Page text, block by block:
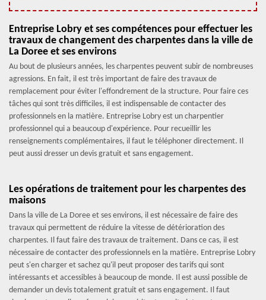
Entreprise Lobry et ses compétences pour effectuer les
travaux de changement des charpentes dans la ville de
La Doree et ses environs
Au bout de plusieurs années, les charpentes peuvent subir de nombreuses
agressions. En fait, il est très important de faire des travaux de
remplacement pour éviter l'effondrement de la structure. Pour faire ces
tâches qui sont très difficiles, il est indispensable de contacter des
professionnels en la matière. Entreprise Lobry est un charpentier
professionnel qui a beaucoup d'expérience. Pour recueillir les
renseignements complémentaires, il faut le téléphoner directement. Il
peut aussi dresser un devis gratuit et sans engagement.
Les opérations de traitement pour les charpentes des
maisons
Dans la ville de La Doree et ses environs, il est nécessaire de faire des
travaux qui permettent de réduire la vitesse de détérioration des
charpentes. Il faut faire des travaux de traitement. Dans ce cas, il est
nécessaire de contacter des professionnels en la matière. Entreprise Lobry
peut s'en charger et sachez qu'il peut proposer des tarifs qui sont
intéressants et accessibles à beaucoup de monde. Il est aussi possible de
demander un devis totalement gratuit et sans engagement. Il faut